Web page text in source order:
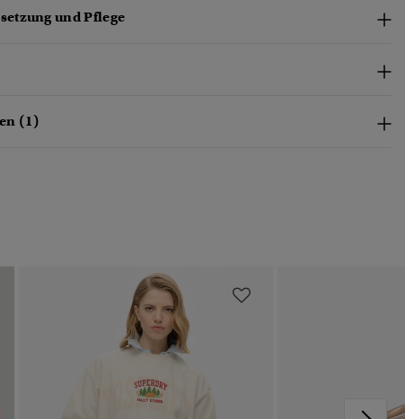
und Pflege
(1)